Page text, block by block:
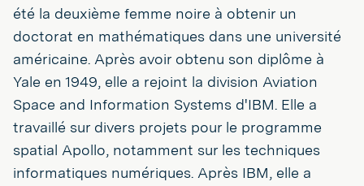
été la deuxième femme noire à obtenir un
doctorat en mathématiques dans une université
américaine. Après avoir obtenu son diplôme à
Yale en 1949, elle a rejoint la division Aviation
Space and Information Systems d'IBM. Elle a
travaillé sur divers projets pour le programme
spatial Apollo, notamment sur les techniques
informatiques numériques. Après IBM, elle a